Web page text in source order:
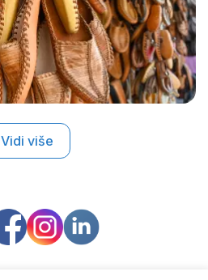
Vidi više